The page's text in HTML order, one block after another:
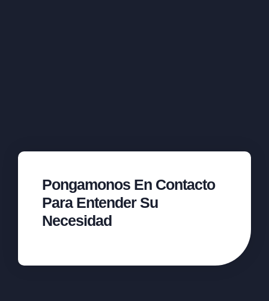
Pongamonos En Contacto
Para Entender Su
Necesidad